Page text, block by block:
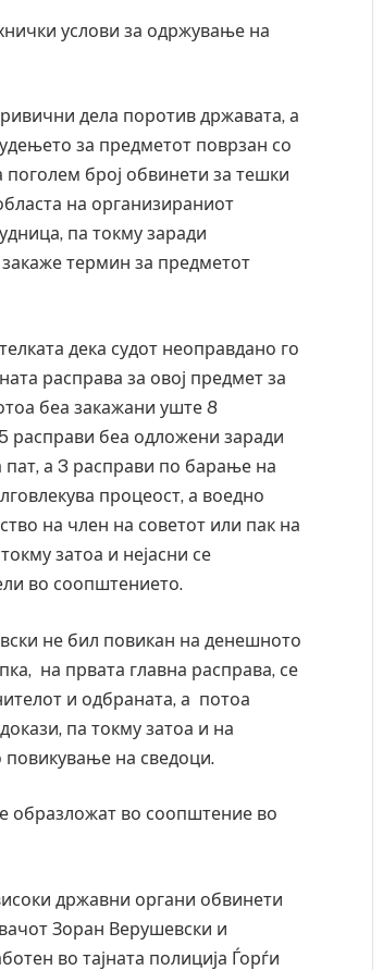
услови за одржување на
дела поротив државата, а
за предметот поврзан со
поголем број обвинети за тешки
на организираниот
па токму заради
термин за предметот
дека судот неоправдано го
расправа за овој предмет за
беа закажани уште 8
расправи беа одложени заради
пат, а 3 расправи по барање на
процеост, а воедно
на член на советот или пак на
затоа и нејасни се
во соопштението.
не бил повикан на денешното
на првата главна расправа, се
и одбраната, а потоа
па токму затоа и на
на сведоци.
образложат во соопштение во
државни органи обвинети
Зоран Верушевски и
во тајната полиција Ѓорѓи
Рачна бомба експлодира пред зграда во
главниот српски град – оштетени автомобили и
локали
AUGUST 6, 2026